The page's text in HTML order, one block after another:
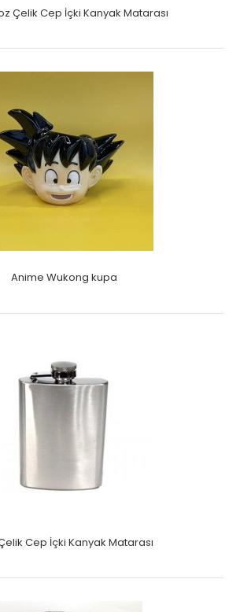
Çelik Cep İçki Kanyak Matarası
Anime Wukong kupa
Cep İçki Kanyak Matarası